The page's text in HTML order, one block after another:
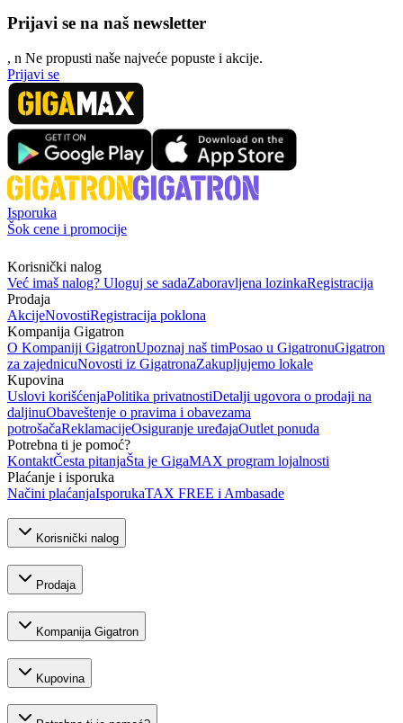
Prijavi se na naš newsletter
, n Ne propusti naše najveće popuste i akcije.
Prijavi se
Isporuka
Šok cene i promocije
Korisnički nalog
Već imaš nalog? Uloguj se sadaZaboravljena lozinkaRegistracija
Prodaja
AkcijeNovostiRegistracija poklona
Kompanija Gigatron
O Kompaniji GigatronUpoznaj naš timPosao u GigatronuGigatron
za zajednicuNovosti iz GigatronaZakupljujemo lokale
Kupovina
Uslovi korišćenjaPolitika privatnostiDetalji ugovora o prodaji na
daljinuObaveštenje o pravima i obavezama
potrošačaReklamacijeOsiguranje uređajaOutlet ponuda
Potrebna ti je pomoć?
KontaktČesta pitanjaŠta je GigaMAX program lojalnosti
Plaćanje i isporuka
Načini plaćanjaIsporukaTAX FREE i Ambasade
Korisnički nalog
Prodaja
Kompanija Gigatron
Kupovina